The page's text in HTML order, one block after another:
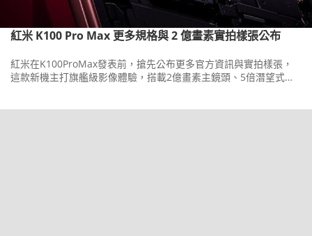
紅米 K100 Pro Max 更多規格與 2 億畫素實拍樣張公布
紅米在K100ProMax發表前，搶先公布更多官方資訊與實拍樣張，
這款新機主打旗艦級影像體驗，搭載2億畫素主鏡頭、5倍潛望式長